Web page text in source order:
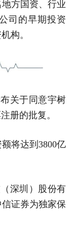
方国资、行业
司的早期投资
构。
关于同意宇树
册的批复。‌‌
将达到3800亿
深圳）股份有
证券为独家保